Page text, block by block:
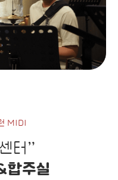
MIDI
터”
합주실